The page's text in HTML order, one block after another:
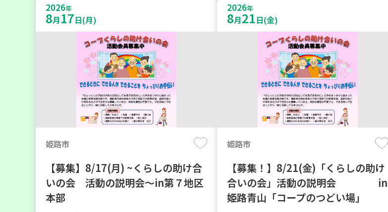
2026年
8月 17日(月)
姫路市
【募集】8/17(月) ~くらしの助け合
いの会 活動の説明会～in第７地区
本部
2026年
8月21日(金)
姫路市
【募集！】8/21(金)「くらしの助け
合いの会」活動の説明会 in
姫路青山「コープのつどい場」